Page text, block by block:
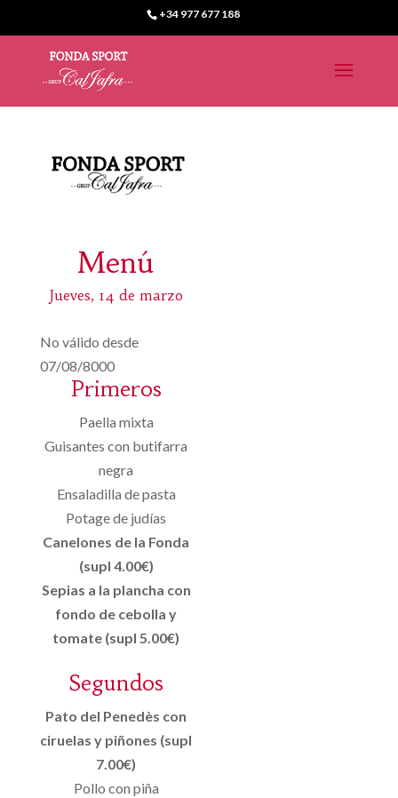
+34 977 677 188
Menú
Jueves, 14 de marzo
No válido desde
07/08/8000
Primeros
Paella mixta
Guisantes con butifarra
negra
Ensaladilla de pasta
Potage de judías
Canelones de la Fonda
(supl 4.00€)
Sepias a la plancha con
fondo de cebolla y
tomate (supl 5.00€)
Segundos
Pato del Penedès con
ciruelas y piñones (supl
7.00€)
Pollo con piña